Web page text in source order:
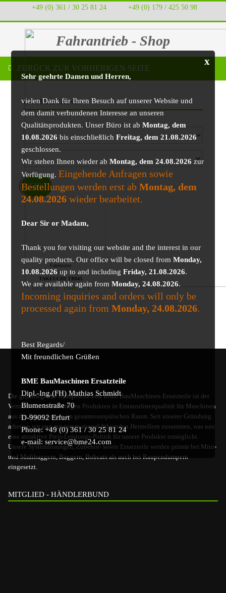
+49 (0) 361 / 30 25 81 24 +49 (0) 179 / 425 50 98
Fahrantrieb - Shop
x
Sehr geehrte Damen und Herren,
vielen Dank für Ihren Besuch auf unserer Website und
dem damit verbundenen Interesse an unseren
Qualitätsprodukten. Unser Büro ist abMontag, dem
10.08.2026 bis einschließlichFreitag, dem 21.08.2026
geschlossen.
Wir stehen Ihnen wieder abMontag, dem 24.08.2026 zur
Verfügung. Eingehende Anfragen sowie
Bestellungen werden erst abMontag, dem
24.08.2026 wieder bearbeitet.
Dear Sir or Madam,
Thank you for visiting our website and the interest in our
quality products. Our office will be closed fromMonday,
10.08.2026up to and includingFriday, 21.08.2026.
We are available again fromMonday, 24.08.2026.
Incoming inquiries and orders will only be
processed again fromMonday, 24.08.2026.
Best Regards/
Mit freundlichen Grüßen
BME BauMaschinen Ersatzteile
Dipl.-Ing.(FH) Mathias Schmidt
Blumenstraße 70
D-99092 Erfurt
Phone: +49 (0) 361 / 30 25 81 24
e-mail: service@bme24.com
ZURÜCK ZUR VORHERIGEN SEITE
BAUMASCHINE
Fahrmotor
für
TAKEUCHI TB045
2115,82€ 1949,22€
ANGEBOT!
Die grundlegende Kompetenz von BME BauMaschinen Ersatzteile ist der
Vertrieb von hochwertigen Produkten in Erstausrüsterqualität für Maschinen
aus der Bauindustrie im gesamteuropäischen Raum. Seit unserer Gründung
arbeiten wir eng mit international führenden Herstellern zusammen, was uns
eine attraktive Preis-Leistungs-Politik für unsere Produkte ermöglicht.
Unsere Systemlösungen, Zubehör- sowie Ersatzteile werden primär bei Mini-
und Midibaggern, Baggern, Bobcats als auch bei Raupendumpern
eingesetzt.
MITGLIED - HÄNDLERBUND